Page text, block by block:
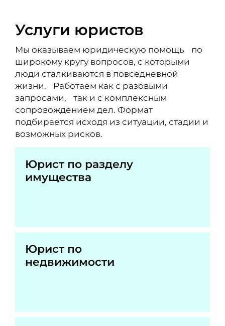
Услуги юристов
Мы оказываем юридическую помощь по
широкому кругу вопросов, с которыми
люди сталкиваются в повседневной
жизни. Работаем как с разовыми
запросами, так и с комплексным
сопровождением дел. Формат
подбирается исходя из ситуации, стадии и
возможных рисков.
Юрист по разделу
имущества
Юрист по
недвижимости